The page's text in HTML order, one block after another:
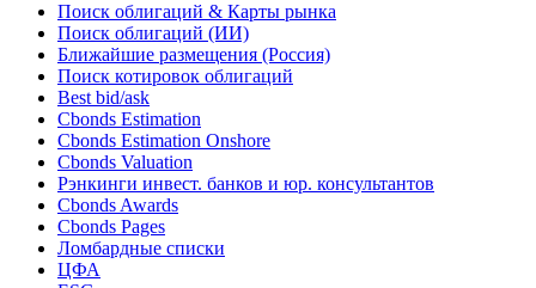
Поиск облигаций & Карты рынка
Поиск облигаций (ИИ)
Ближайшие размещения (Россия)
Поиск котировок облигаций
Best bid/ask
Cbonds Estimation
Cbonds Estimation Onshore
Cbonds Valuation
Рэнкинги инвест. банков и юр. консультантов
Cbonds Awards
Cbonds Pages
Ломбардные списки
ЦФА